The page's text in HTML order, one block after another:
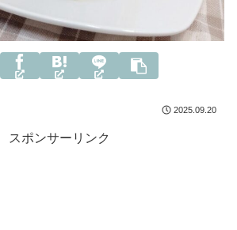
2025.09.20
スポンサーリンク